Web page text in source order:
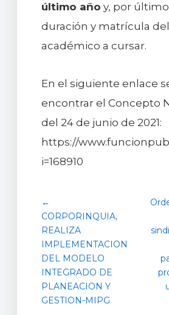
último año y, por
duración y matrícula
académico a cursar.
En el siguiente enlace
encontrar el Concepto
del 24 de junio de 2021:
https://
i=168910
←
CORPORINQUIA,
REALIZA
IMPLEMENTACION
DEL MODELO
INTEGRADO DE
PLANEACION Y
GESTION-MIPG